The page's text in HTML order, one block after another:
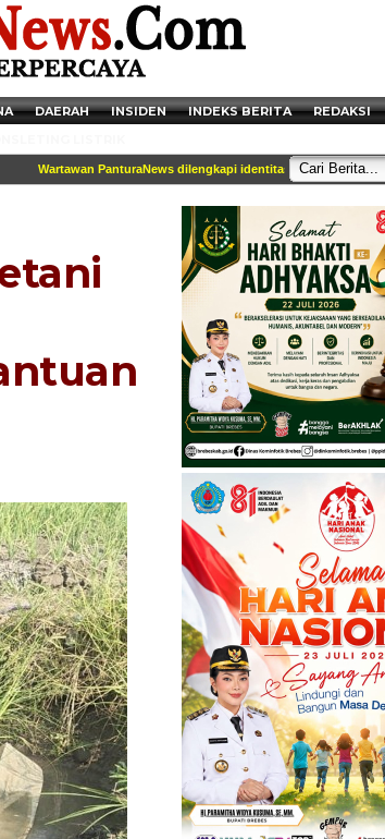
DAERAH INSIDEN INDEKS BERITA REDAKSI
Wartawan PanturaNews dilengkapi identitas dan tercantum di
Remaja hingga Anak SD Terjaring